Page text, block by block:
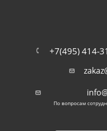
+7(495) 414-
По вопросам